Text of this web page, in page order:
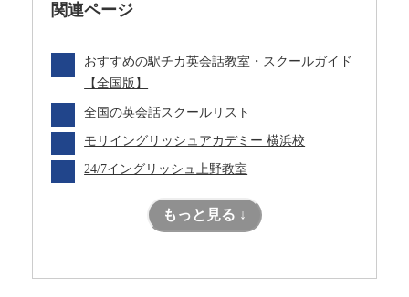
関連ページ
おすすめの駅チカ英会話教室・スクールガイド
【全国版】
全国の英会話スクールリスト
モリイングリッシュアカデミー 横浜校
24/7イングリッシュ上野教室
もっと見る ↓